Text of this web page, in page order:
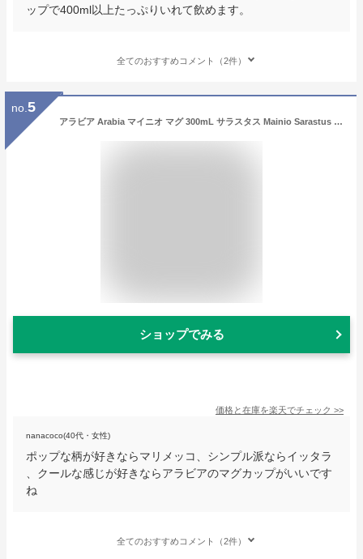
ップで400ml以上たっぷりいれて飲めます。
全てのおすすめコメント（2件）
no. 5
アラビア Arabia マイニオ マグ 300mL サラスタス Mainio Sarastus マグカップ 北欧 1025642 / 6411801004649 Mug 食器 フィンランド おしゃれ あす楽
ショップでみる
価格と在庫を楽天でチェック >>
nanacoco(40代・女性)
ポップな柄が好きならマリメッコ、シンプル派ならイッタラ
、クールな感じが好きならアラビアのマグカップがいいです
ね
全てのおすすめコメント（2件）